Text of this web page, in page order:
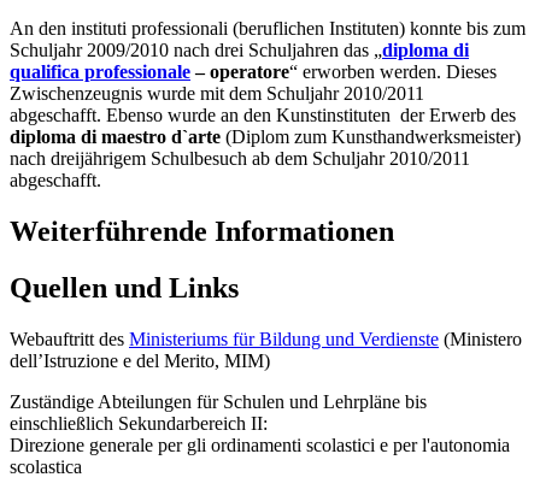
An den instituti professionali (beruflichen Instituten) konnte bis zum
Schuljahr 2009/2010 nach drei Schuljahren das „diploma di
qualifica professionale– operatore“ erworben werden. Dieses
Zwischenzeugnis wurde mit dem Schuljahr 2010/2011
abgeschafft. Ebenso wurde an den Kunstinstituten der Erwerb des
diploma di maestro d`arte (Diplom zum Kunsthandwerksmeister)
nach dreijährigem Schulbesuch ab dem Schuljahr 2010/2011
abgeschafft.
Weiterführende Informationen
Quellen und Links
Webauftritt des Ministeriums für Bildung und Verdienste (Ministero
dell’Istruzione e del Merito, MIM)
Zuständige Abteilungen für Schulen und Lehrpläne bis
einschließlich Sekundarbereich II:
Direzione generale per gli ordinamenti scolastici e per l'autonomia
scolastica